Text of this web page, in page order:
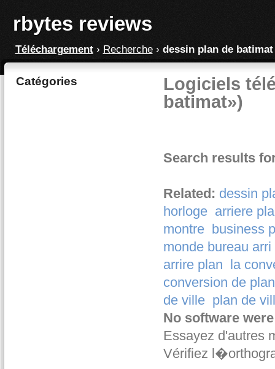
rbytes reviews
Téléchargement› Recherche› dessin plan de batimat
Catégories
Logiciels
batimat»)
Search results
Related: dessin
horloge arriere
montre business
monde bureau arri
arrire plan la
conversion de
de ville plan de
No software
Essayez d'autres
Vérifiez